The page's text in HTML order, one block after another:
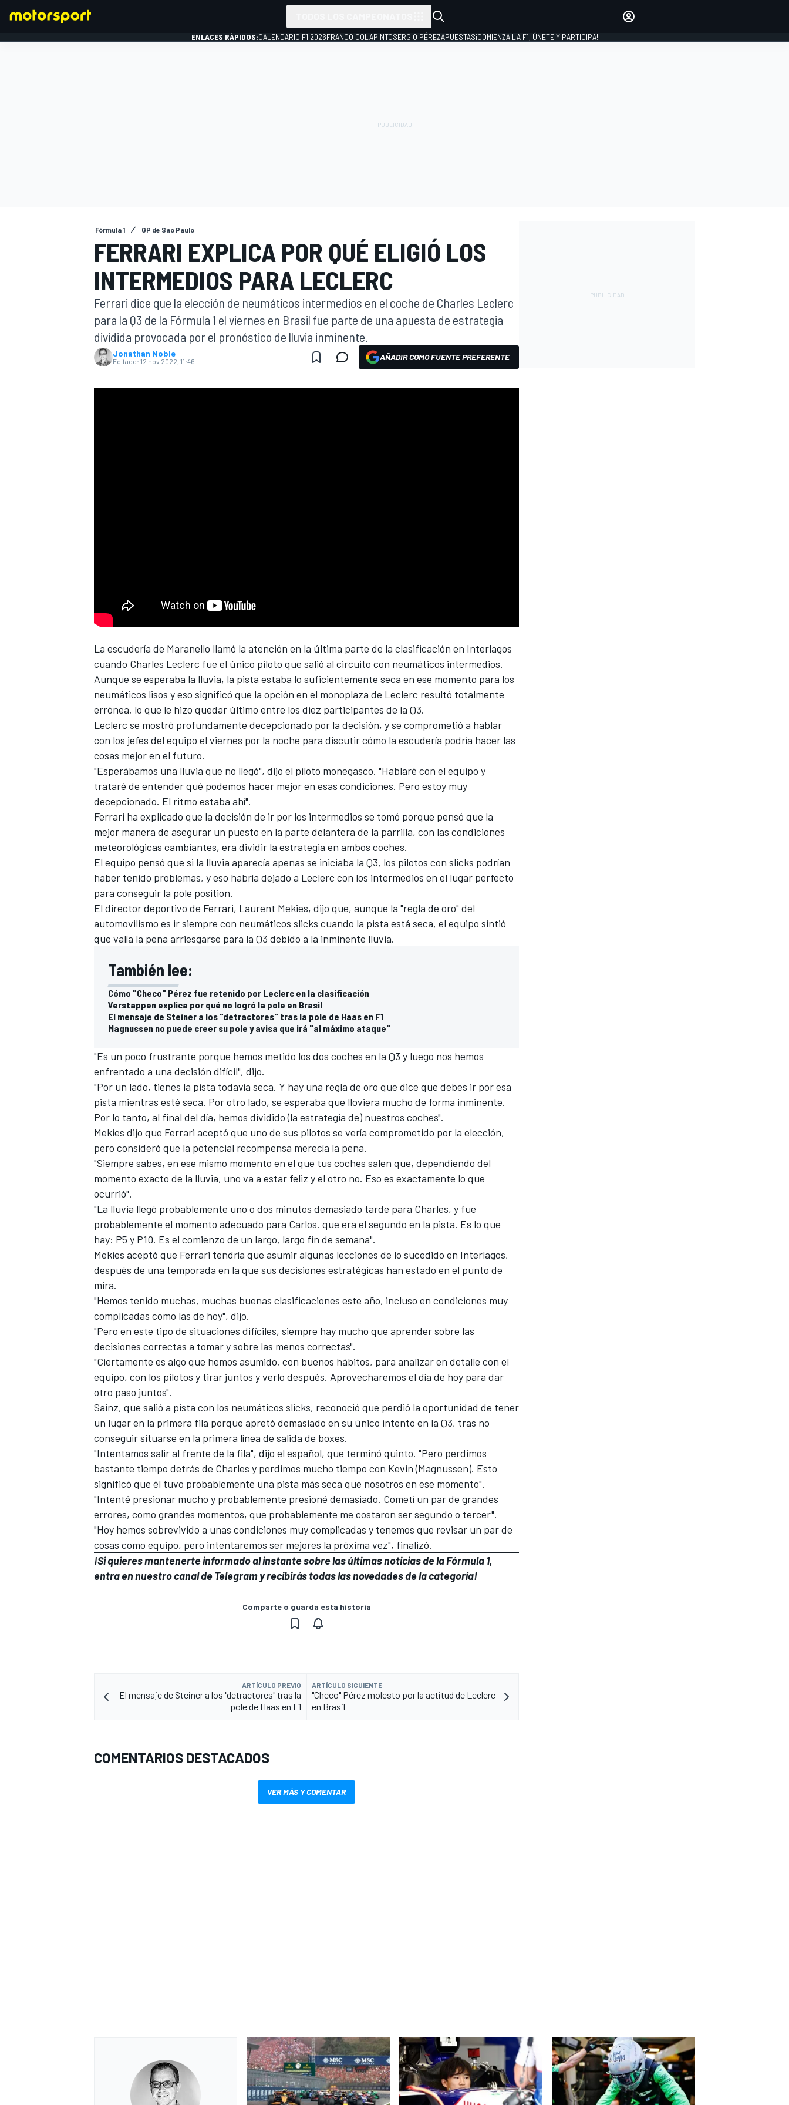
INDYCAR
FÓRMULA E
MÁS CATEGORÍAS
INICIAR SESIÓN
ENLACES RÁPIDOS:CALENDARIO F1 2026FRANCO COLAPINTOSERGIO PÉREZAPUESTAS¡COMIENZA LA F1, ÚNETE Y PARTICIPA!
Fórmula 1 GP de Sao Paulo
FERRARI EXPLICA POR QUÉ ELIGIÓ LOS
INTERMEDIOS PARA LECLERC
Ferrari dice que la elección de neumáticos intermedios en el coche de Charles Leclerc
para la Q3 de la Fórmula 1 el viernes en Brasil fue parte de una apuesta de estrategia
dividida provocada por el pronóstico de lluvia inminente.
Jonathan Noble
Editado: 12 nov 2022, 11:46 AÑADIR COMO FUENTE PREFERENTE
La escudería de Maranello llamó la atención en la última parte de la clasificación en Interlagos
cuando Charles Leclerc fue el único piloto que salió al circuito con neumáticos intermedios.
Aunque se esperaba la lluvia, la pista estaba lo suficientemente seca en ese momento para los
neumáticos lisos y eso significó que la opción en el monoplaza de Leclerc resultó totalmente
errónea, lo que le hizo quedar último entre los diez participantes de la Q3.
Leclerc se mostró profundamente decepcionado por la decisión, y se comprometió a hablar
con los jefes del equipo el viernes por la noche para discutir cómo la escudería podría hacer las
cosas mejor en el futuro.
"Esperábamos una lluvia que no llegó", dijo el piloto monegasco. "Hablaré con el equipo y
trataré de entender qué podemos hacer mejor en esas condiciones. Pero estoy muy
decepcionado. El ritmo estaba ahí".
Ferrari ha explicado que la decisión de ir por los intermedios se tomó porque pensó que la
mejor manera de asegurar un puesto en la parte delantera de la parrilla, con las condiciones
meteorológicas cambiantes, era dividir la estrategia en ambos coches.
El equipo pensó que si la lluvia aparecía apenas se iniciaba la Q3, los pilotos con slicks podrían
haber tenido problemas, y eso habría dejado a Leclerc con los intermedios en el lugar perfecto
para conseguir la pole position.
El director deportivo de Ferrari, Laurent Mekies, dijo que, aunque la "regla de oro" del
automovilismo es ir siempre con neumáticos slicks cuando la pista está seca, el equipo sintió
que valía la pena arriesgarse para la Q3 debido a la inminente lluvia.
También lee:
Cómo "Checo" Pérez fue retenido por Leclerc en la clasificación
Verstappen explica por qué no logró la pole en Brasil
El mensaje de Steiner a los "detractores" tras la pole de Haas en F1
Magnussen no puede creer su pole y avisa que irá "al máximo ataque"
"Es un poco frustrante porque hemos metido los dos coches en la Q3 y luego nos hemos
enfrentado a una decisión difícil", dijo.
"Por un lado, tienes la pista todavía seca. Y hay una regla de oro que dice que debes ir por esa
pista mientras esté seca. Por otro lado, se esperaba que lloviera mucho de forma inminente.
Por lo tanto, al final del día, hemos dividido (la estrategia de) nuestros coches".
Mekies dijo que Ferrari aceptó que uno de sus pilotos se vería comprometido por la elección,
pero consideró que la potencial recompensa merecía la pena.
"Siempre sabes, en ese mismo momento en el que tus coches salen que, dependiendo del
momento exacto de la lluvia, uno va a estar feliz y el otro no. Eso es exactamente lo que
ocurrió".
"La lluvia llegó probablemente uno o dos minutos demasiado tarde para Charles, y fue
probablemente el momento adecuado para Carlos. que era el segundo en la pista. Es lo que
hay: P5 y P10. Es el comienzo de un largo, largo fin de semana".
Mekies aceptó que Ferrari tendría que asumir algunas lecciones de lo sucedido en Interlagos,
después de una temporada en la que sus decisiones estratégicas han estado en el punto de
mira.
"Hemos tenido muchas, muchas buenas clasificaciones este año, incluso en condiciones muy
complicadas como las de hoy", dijo.
"Pero en este tipo de situaciones difíciles, siempre hay mucho que aprender sobre las
decisiones correctas a tomar y sobre las menos correctas".
"Ciertamente es algo que hemos asumido, con buenos hábitos, para analizar en detalle con el
equipo, con los pilotos y tirar juntos y verlo después. Aprovecharemos el día de hoy para dar
otro paso juntos".
Sainz, que salió a pista con los neumáticos slicks, reconoció que perdió la oportunidad de tener
un lugar en la primera fila porque apretó demasiado en su único intento en la Q3, tras no
conseguir situarse en la primera línea de salida de boxes.
"Intentamos salir al frente de la fila", dijo el español, que terminó quinto. "Pero perdimos
bastante tiempo detrás de Charles y perdimos mucho tiempo con Kevin (Magnussen). Esto
significó que él tuvo probablemente una pista más seca que nosotros en ese momento".
"Intenté presionar mucho y probablemente presioné demasiado. Cometí un par de grandes
errores, como grandes momentos, que probablemente me costaron ser segundo o tercer".
"Hoy hemos sobrevivido a unas condiciones muy complicadas y tenemos que revisar un par de
cosas como equipo, pero intentaremos ser mejores la próxima vez", finalizó.
¡Si quieres mantenerte informado al instante sobre las últimas noticias de la Fórmula 1,
entra ennuestro canal de Telegramy recibirás todas las novedades de la categoría!
Comparte o guarda esta historia
ARTÍCULO PREVIO
El mensaje de Steiner a los "detractores" tras la
pole de Haas en F1
ARTÍCULO SIGUIENTE
"Checo" Pérez molesto por la actitud de Leclerc
en Brasil
COMENTARIOS DESTACADOS
VER MÁS Y COMENTAR